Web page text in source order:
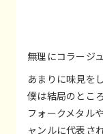
無理にコラージ
あまりに味見を
僕は結局のとこ
フォークメタル
ャンルに代表さ